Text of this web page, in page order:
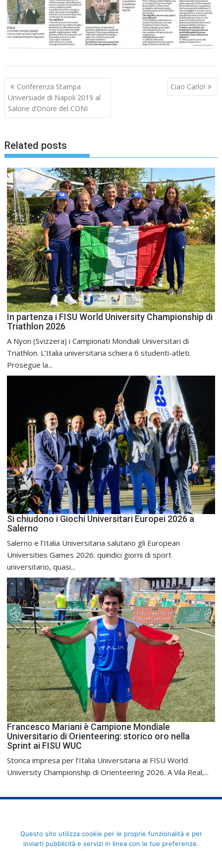
Navigazione
articoli
Conferenza Stampa
Universiade di Napoli 2019 al
Salone d’Onore del CONI
Ciao Carlo!
Related posts
In partenza i FISU World University Championship di
Triathlon 2026
A Nyon (Svizzera) i Campionati Mondiali Universitari di
Triathlon. L’Italia universitaria schiera 6 studenti-atleti.
Prosegue la...
Si chiudono i Giochi Universitari Europei 2026 a
Salerno
Salerno e l’Italia Universitaria salutano gli European
Universities Games 2026: quindici giorni di sport
universitario, quasi...
Francesco Mariani è Campione Mondiale
Universitario di Orienteering: storico oro nella
Sprint ai FISU WUC
Storica impresa per l’Italia Universitaria ai FISU World
University Championship di Orienteering 2026. A Vila Real,...
FederCUSI: Federazione Italiana dello Sport Universitario - Via
Angelo Brofferio, 7 - 00195 Roma - C.F. 80109270589
Questo sito utilizza cookie per le proprie funzionalità e per
inviarti pubblicità e servizi in linea con le tue preferenze.